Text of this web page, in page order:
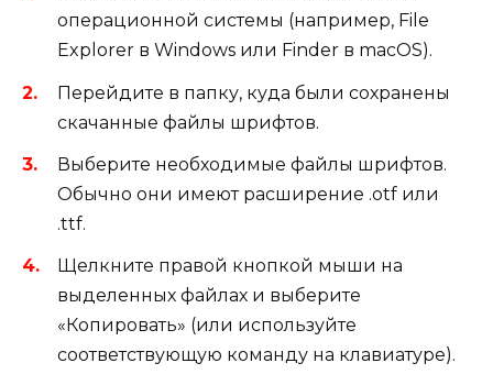
операционной системы (например, File
Explorer в Windows или Finder в macOS).
Перейдите в папку, куда были сохранены
скачанные файлы шрифтов.
Выберите необходимые файлы шрифтов.
Обычно они имеют расширение .otf или
.ttf.
Щелкните правой кнопкой мыши на
выделенных файлах и выберите
«Копировать» (или используйте
соответствующую команду на клавиатуре).